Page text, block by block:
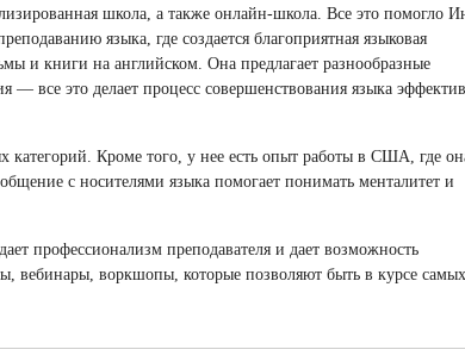
школа, а также онлайн-школа. Все это помогло
языка, где создается благоприятная языковая
и книги на английском. Она предлагает разнообразные
— все это делает процесс совершенствования языка
категорий. Кроме того, у нее есть опыт работы в США, где
с носителями языка помогает понимать менталитет и
профессионализм преподавателя и дает возможность
вебинары, воркшопы, которые позволяют быть в курсе самых